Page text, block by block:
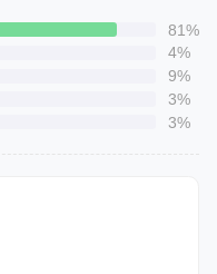
81%
4%
9%
3%
3%